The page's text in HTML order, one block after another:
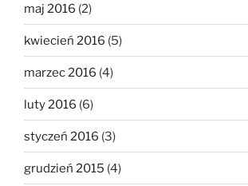
maj 2016 (2)
kwiecień 2016 (5)
marzec 2016 (4)
luty 2016 (6)
styczeń 2016 (3)
grudzień 2015 (4)